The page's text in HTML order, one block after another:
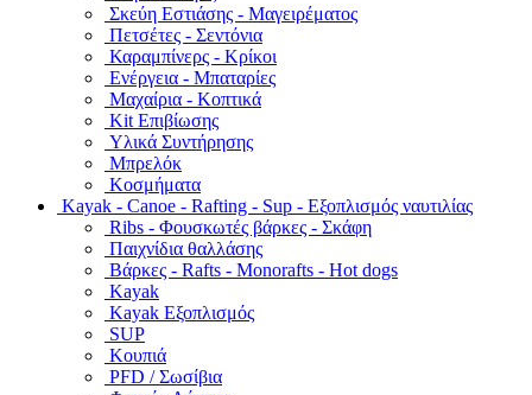
Σκεύη Εστιάσης - Μαγειρέματος
Πετσέτες - Σεντόνια
Καραμπίνερς - Κρίκοι
Ενέργεια - Μπαταρίες
Μαχαίρια - Κοπτικά
Kit Επιβίωσης
Υλικά Συντήρησης
Μπρελόκ
Κοσμήματα
Kayak - Canoe - Rafting - Sup - Εξοπλισμός ναυτιλίας
Ribs - Φουσκωτές βάρκες - Σκάφη
Παιχνίδια θαλλάσης
Βάρκες - Rafts - Monorafts - Hot dogs
Kayak
Kayak Εξοπλισμός
SUP
Κουπιά
PFD / Σωσίβια